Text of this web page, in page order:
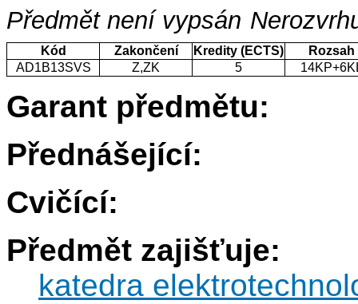
Předmět není vypsán
Kód Zakončení Kredity (ECTS)
Rozsah
AD1B13SVS
Z,ZK 5
Garant předmětu:
Přednášející:
Cvičící:
Předmět zajišťuje:
katedra